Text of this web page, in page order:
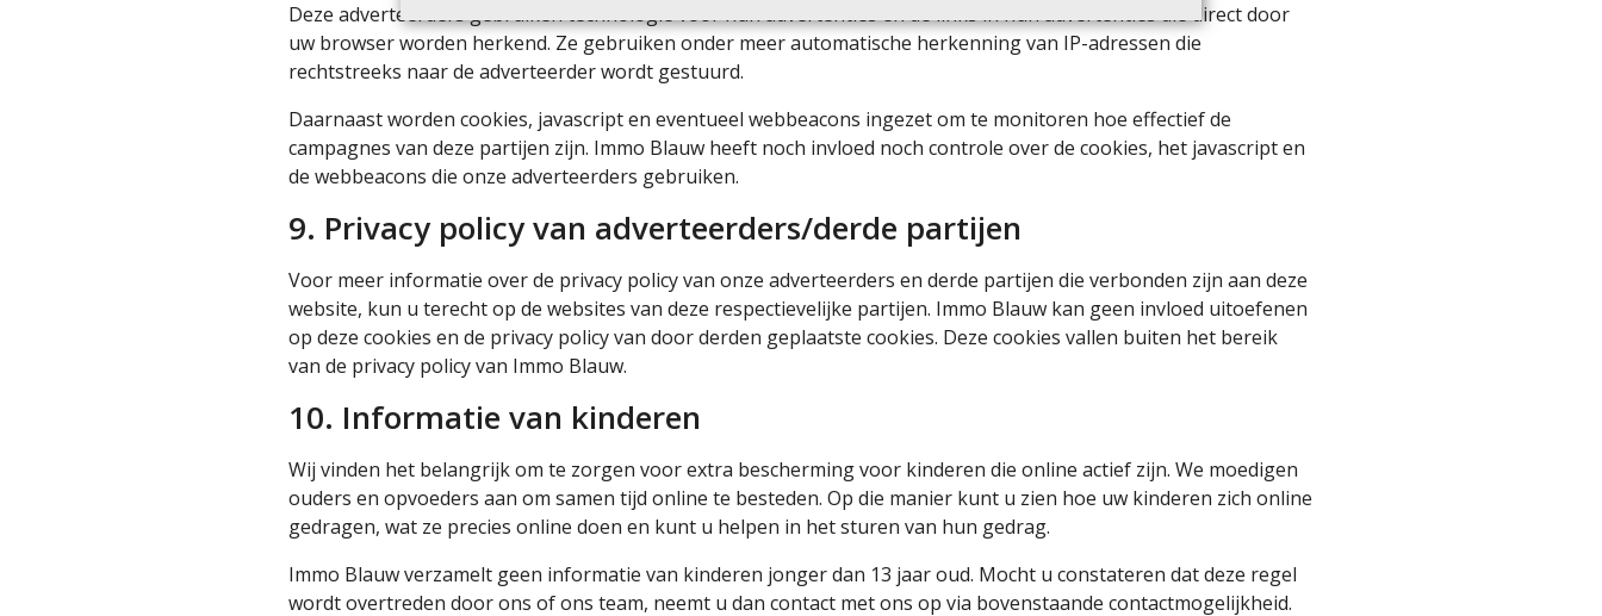
Deze adverteerders gebruiken technologie voor hun advertenties en de links in hun advertenties die direct door
uw browser worden herkend. Ze gebruiken onder meer automatische herkenning van IP-adressen die
rechtstreeks naar de adverteerder wordt gestuurd.
Daarnaast worden cookies, javascript en eventueel webbeacons ingezet om te monitoren hoe effectief de
campagnes van deze partijen zijn. Immo Blauw heeft noch invloed noch controle over de cookies, het javascript en
de webbeacons die onze adverteerders gebruiken.
9. Privacy policy van adverteerders/derde partijen
Voor meer informatie over de privacy policy van onze adverteerders en derde partijen die verbonden zijn aan deze
website, kun u terecht op de websites van deze respectievelijke partijen. Immo Blauw kan geen invloed uitoefenen
op deze cookies en de privacy policy van door derden geplaatste cookies. Deze cookies vallen buiten het bereik
van de privacy policy van Immo Blauw.
10. Informatie van kinderen
Wij vinden het belangrijk om te zorgen voor extra bescherming voor kinderen die online actief zijn. We moedigen
ouders en opvoeders aan om samen tijd online te besteden. Op die manier kunt u zien hoe uw kinderen zich online
gedragen, wat ze precies online doen en kunt u helpen in het sturen van hun gedrag.
Immo Blauw verzamelt geen informatie van kinderen jonger dan 13 jaar oud. Mocht u constateren dat deze regel
wordt overtreden door ons of ons team, neemt u dan contact met ons op via bovenstaande contactmogelijkheid.